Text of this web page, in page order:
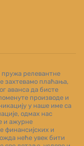
релевантне
захтевамо плаћања,
аванса да бисте
производе и
у наше име са
одмах нас
и ажурне
финансијских и
неће увек бити